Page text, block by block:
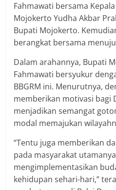
Fahmawati bersama
Mojokerto Yudha Akbar
Bupati Mojokerto.
berangkat bersama
Dalam arahannya, Bupati
Fahmawati bersyukur
BBGRM ini. Menurutnya,
memberikan motivasi bagi
menjadikan semangat
modal memajukan
“Tentu juga memberikan
pada masyarakat
mengimplementasikan
kehidupan sehari-hari,”